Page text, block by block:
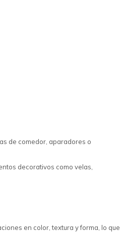
de comedor, aparadores o
decorativos como velas,
en color, textura y forma, lo que